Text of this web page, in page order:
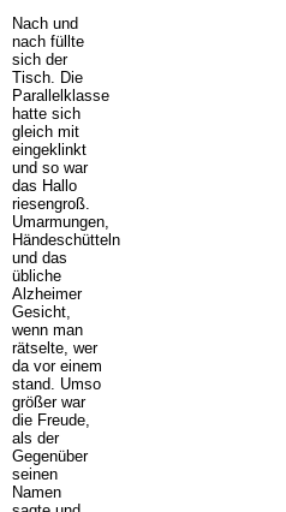
Nach und
nach füllte
sich der
Tisch. Die
Parallelklasse
hatte sich
gleich mit
eingeklinkt
und so war
das Hallo
riesengroß.
Umarmungen,
Händeschütteln
und das
übliche
Alzheimer
Gesicht,
wenn man
rätselte, wer
da vor einem
stand. Umso
größer war
die Freude,
als der
Gegenüber
seinen
Namen